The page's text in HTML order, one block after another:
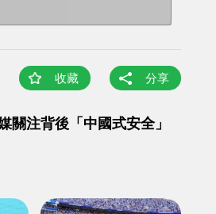
收藏 分享
關注背後「中國式安全」